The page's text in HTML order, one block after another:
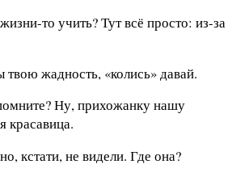
то учить? Тут всё просто: из-за
жадность, «колись» давай.
Ну, прихожанку нашу
красавица.
кстати, не видели. Где она?